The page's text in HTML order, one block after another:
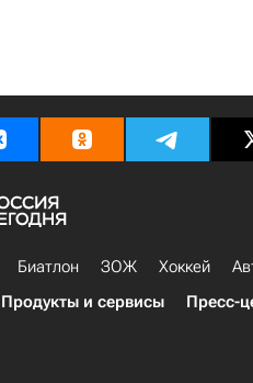
Биатлон ЗОЖ Хоккей
Продукты и сервисы Пресс-